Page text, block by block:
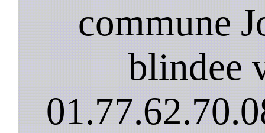
commune
blindee